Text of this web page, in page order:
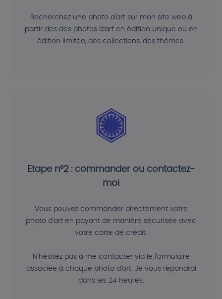
Recherchez une photo d'art sur mon site web à
partir des des photos d'art en édition unique ou en
édition limitée, des collections, des thèmes.
Etape n°2 : commander ou contactez-
moi
Vous pouvez commander directement votre
photo d'art en payant de manière sécurisée avec
votre carte de crédit.
N'hésitez pas à me contacter via le formulaire
associée à chaque photo d'art. Je vous répondrai
dans les 24 heures.